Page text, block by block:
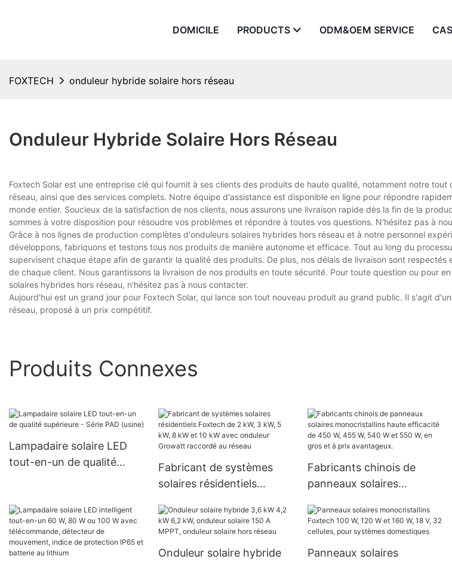
DOMICILE PRODUCTS ODM&OEM SERVICE
FOXTECH onduleur hybride solaire hors réseau
Onduleur Hybride Solaire Hors Réseau
Foxtech Solar est une entreprise clé qui fournit à ses clients des produits de haute qualité, notamment notre tout
réseau, ainsi que des services complets. Notre équipe d'assistance est disponible en ligne pour répondre
monde entier. Soucieux de la satisfaction de nos clients, nous assurons une livraison rapide dès la fin de la
sommes à votre disposition pour résoudre vos problèmes et répondre à toutes vos questions. N'hésitez pas à
Grâce à nos lignes de production complètes d'onduleurs solaires hybrides hors réseau et à notre personnel
développons, fabriquons et testons tous nos produits de manière autonome et efficace. Tout au long du
supervisent chaque étape afin de garantir la qualité des produits. De plus, nos délais de livraison sont respectés
de chaque client. Nous garantissons la livraison de nos produits en toute sécurité. Pour toute question ou pour
solaires hybrides hors réseau, n'hésitez pas à nous contacter.
Aujourd'hui est un grand jour pour Foxtech Solar, qui lance son tout nouveau produit au grand public. Il s'agit
réseau, proposé à un prix compétitif.
Produits Connexes
Lampadaire solaire LED
tout-en-un de qualité
Fabricant de systèmes
solaires résidentiels
kW, 8 kW et 10 kW avec
onduleur Growatt
raccordé au réseau
Fabricants chinois de
panneaux solaires
efficacité de 450 W, 455
W, 540 W et 550 W, en
gros et à prix avantageux.
Onduleur solaire hybride
Panneaux solaires